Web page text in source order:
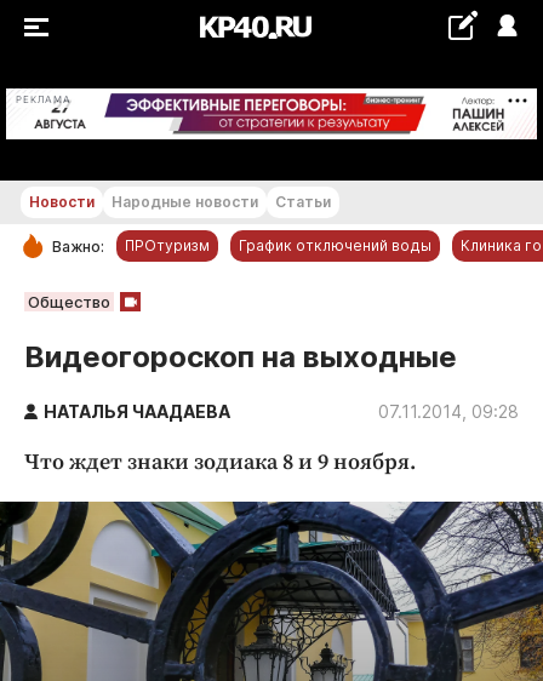
РЕКЛАМА +23...+24 °С
РУБРИКИ
Новости компаний
Статьи
Благоустройство
Криминал
Культура
Недвижимость и ЖКХ
Образование
Новости Народные новости Статьи
Важно: ПРОтуризм График отключений воды Клиника
Общество
Видеогороскоп на выходные
НАТАЛЬЯ ЧААДАЕВА 07.11.2014, 09:28
Что ждет знаки зодиака 8 и 9 ноября.